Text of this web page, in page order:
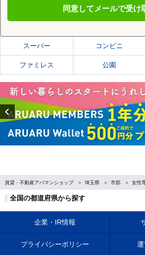
同意してメールで受け
八潮市の施設一覧
スーパー コンビニ
ファミレス 公園
Previous
賃貸・不動産アパマンショップ 埼玉県 市部 女性
全国の都道府県から探す
企業・IR情報
プライバシーポリシー